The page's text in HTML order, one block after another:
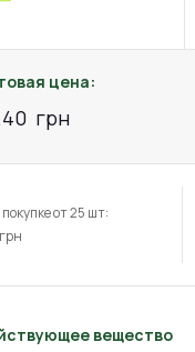
цена:
грн
от 25 шт:
грн
вещество